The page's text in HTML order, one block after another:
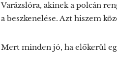
Varázslóra, akinek a polcán
a beszkenelése. Azt hiszem
Mert minden jó, ha előkerül